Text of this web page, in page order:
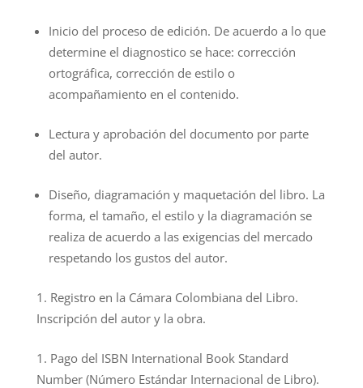
Inicio del proceso de edición. De acuerdo a lo que
determine el diagnostico se hace: corrección
ortográfica, corrección de estilo o
acompañamiento en el contenido.
Lectura y aprobación del documento por parte
del autor.
Diseño, diagramación y maquetación del libro. La
forma, el tamaño, el estilo y la diagramación se
realiza de acuerdo a las exigencias del mercado
respetando los gustos del autor.
Registro en la Cámara Colombiana del Libro.
Inscripción del autor y la obra.
Pago del ISBN International Book Standard
Number (Número Estándar Internacional de Libro).